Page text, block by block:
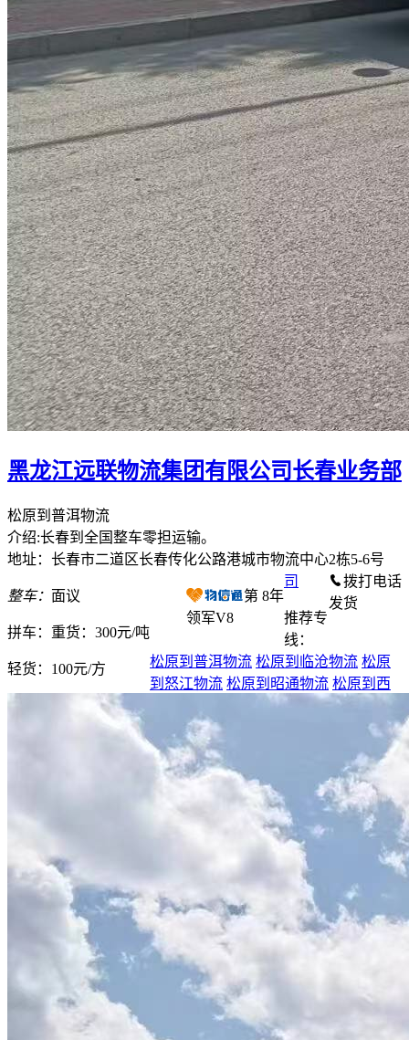
黑龙江远联物流集团有限公司长春业务部
松原到普洱物流
介绍:长春到全国整车零担运输。
地址：长春市二道区长春传化公路港城市物流中心2栋5-6号
整车： 面议
拼车： 重货：300元/吨
轻货： 100元/方
第 8年
领军V8
拨打电话
发货
司
推荐专
线：
松原到普洱物流 松原到临沧物流 松原
到怒江物流 松原到昭通物流 松原到西